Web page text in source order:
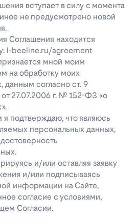
вступает в силу с момента
не предусмотрено новой
Соглашения находится
l-beeline.ru/agreement
мной моим
на обработку моих
данным согласно ст. 9
27.07.2006 г. № 152-ФЗ «о
подтверждаю, что являюсь
персональных данных,
и/или оставляя заявку
и/или подписываясь
информации на Сайте,
согласие с условиями,
Согласии.